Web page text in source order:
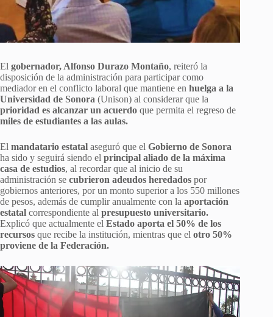
El gobernador, Alfonso Durazo Montaño, reiteró la
disposición de la administración para participar como
mediador en el conflicto laboral que mantiene en huelga a la
Universidad de Sonora (Unison) al considerar que la
prioridad es alcanzar un acuerdo que permita el regreso de
miles de estudiantes a las aulas.
El mandatario estatal aseguró que el Gobierno de Sonora
ha sido y seguirá siendo el principal aliado de la máxima
casa de estudios, al recordar que al inicio de su
administración se cubrieron adeudos heredados por
gobiernos anteriores, por un monto superior a los 550 millones
de pesos, además de cumplir anualmente con la aportación
estatal correspondiente al presupuesto universitario.
Explicó que actualmente el Estado aporta el 50% de los
recursos que recibe la institución, mientras que el otro 50%
proviene de la Federación.